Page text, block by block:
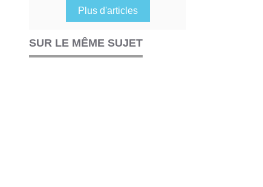
Plus d'articles
SUR LE MÊME SUJET